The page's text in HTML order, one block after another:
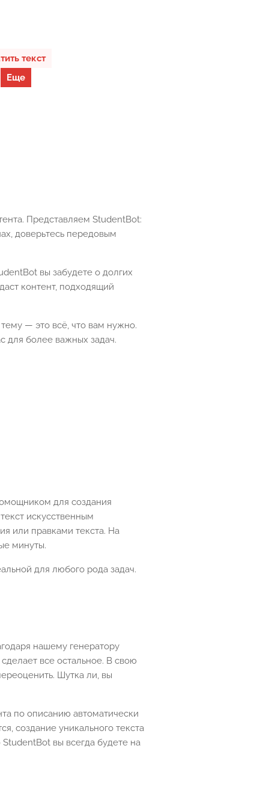
текст
Еще
Представляем StudentBot:
доверьтесь передовым
вы забудете о долгих
контент, подходящий
— это всё, что вам нужно.
для более важных задач.
для создания
искусственным
или правками текста. На
минуты.
для любого рода задач.
нашему генератору
все остальное. В свою
Шутка ли, вы
по описанию автоматически
создание уникального текста
вы всегда будете на